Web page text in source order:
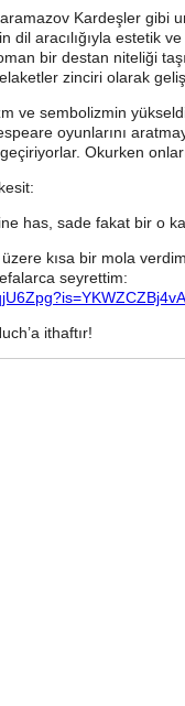
Kardeşler gibi
aracılığıyla estetik
bir destan niteliği
zinciri olarak
ve sembolizmin
oyunlarını
geçiriyorlar. Okurken
has, sade fakat bir o
kısa bir mola
seyrettim:
ithaftır!